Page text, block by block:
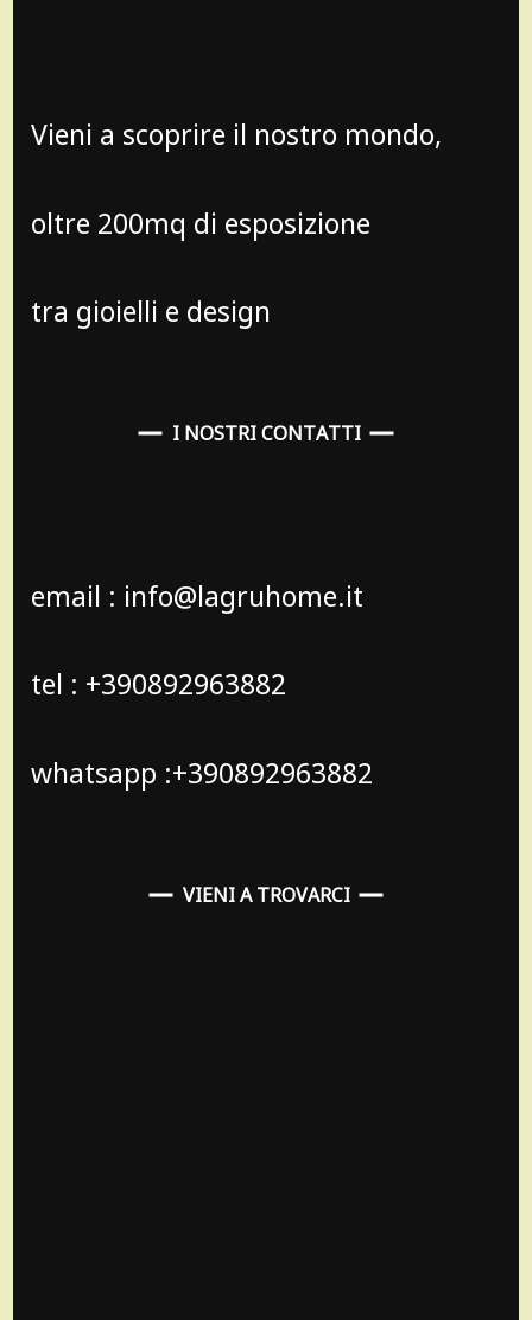
Vieni a scoprire il nostro mondo,
oltre 200mq di esposizione
tra gioielli e design
I NOSTRI CONTATTI
email : info@lagruhome.it
tel : +390892963882
whatsapp :+390892963882
VIENI A TROVARCI